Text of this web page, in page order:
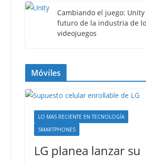
Cambiando el juego: Unity
futuro de la industria de
videojuegos
Móviles
LO MAS RECIENTE EN TECNOLOGÍA
SMARTPHONES
LG planea lanzar su